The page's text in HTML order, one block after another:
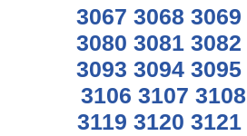
3067 3068 3069
3080 3081 3082
3093 3094 3095
3106 3107 3108
3119 3120 3121